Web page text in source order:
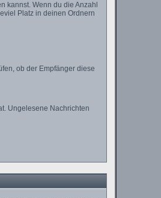
kannst. Wenn du die Anzahl
Platz in deinen Ordnern
ob der Empfänger diese
Ungelesene Nachrichten